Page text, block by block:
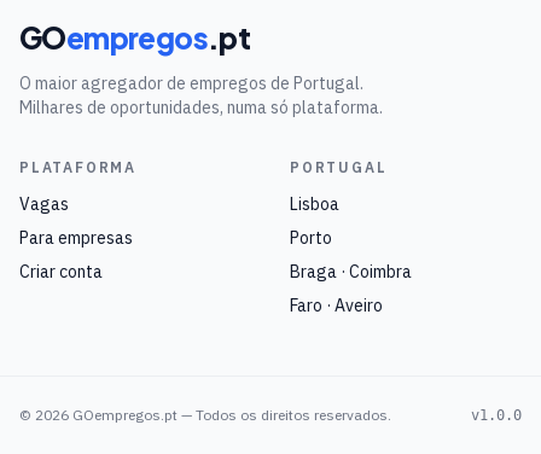
GOempregos.pt
O maior agregador de empregos de Portugal.
Milhares de oportunidades, numa só plataforma.
PLATAFORMA
Vagas
Para empresas
Criar conta
PORTUGAL
Lisboa
Porto
Braga · Coimbra
Faro · Aveiro
© 2026 GOempregos.pt — Todos os direitos reservados. v1.0.0